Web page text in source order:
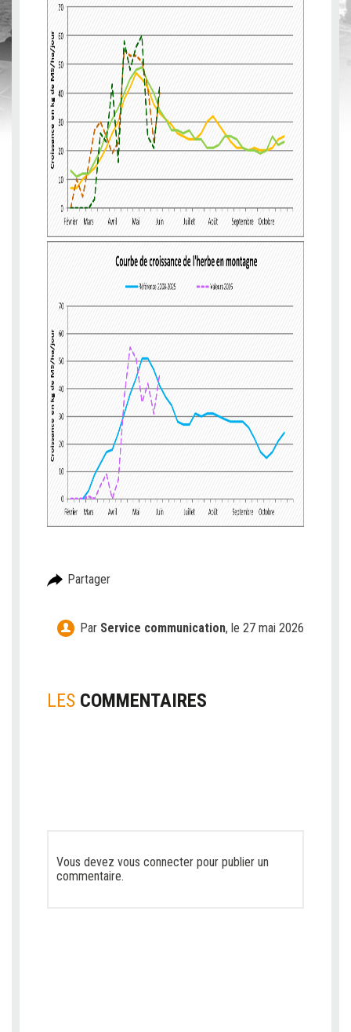
Partager
Par Service communication, le 27 mai 2026
LES COMMENTAIRES
Vous devez vous connecter pour publier un
commentaire.